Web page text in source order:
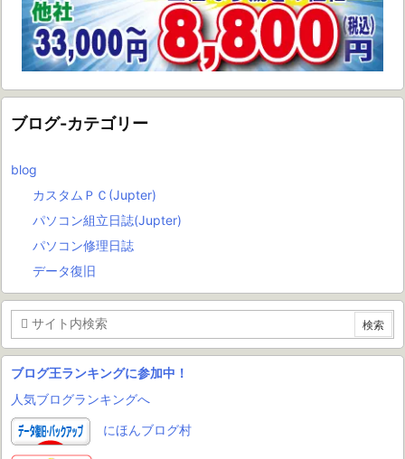
ブログ-カテゴリー
blog
カスタムＰＣ(Jupter)
パソコン組立日誌(Jupter)
パソコン修理日誌
データ復旧
ブログ王ランキングに参加中！
人気ブログランキングへ
にほんブログ村